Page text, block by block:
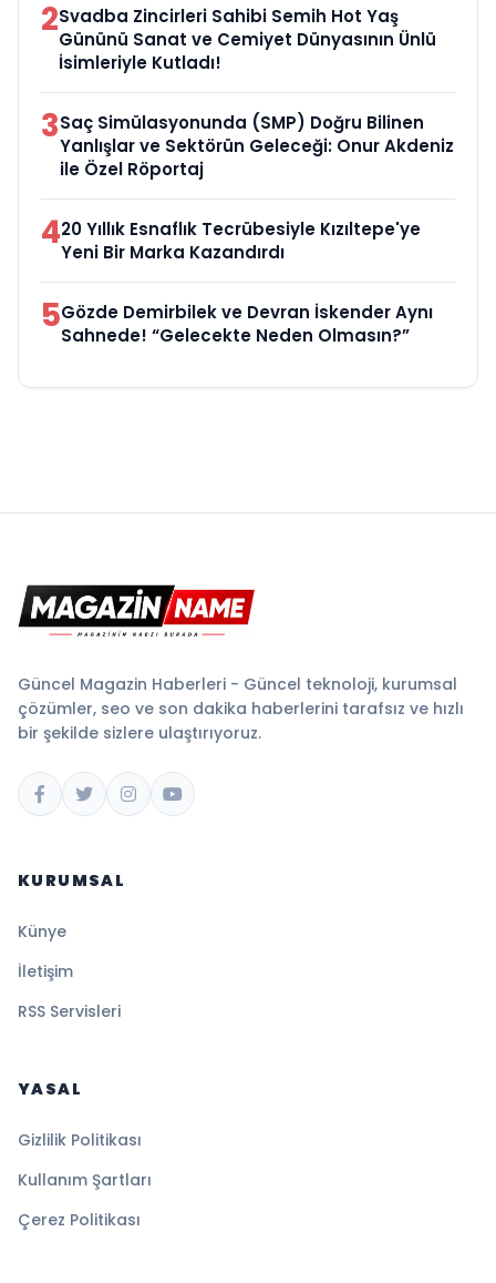
2Svadba Zincirleri Sahibi Semih Hot Yaş
Gününü Sanat ve Cemiyet Dünyasının Ünlü
İsimleriyle Kutladı!
3Saç Simülasyonunda (SMP) Doğru Bilinen
Yanlışlar ve Sektörün Geleceği: Onur Akdeniz
ile Özel Röportaj
420 Yıllık Esnaflık Tecrübesiyle Kızıltepe'ye
Yeni Bir Marka Kazandırdı
5Gözde Demirbilek ve Devran İskender Aynı
Sahnede! “Gelecekte Neden Olmasın?”
Güncel Magazin Haberleri - Güncel teknoloji, kurumsal
çözümler, seo ve son dakika haberlerini tarafsız ve hızlı
bir şekilde sizlere ulaştırıyoruz.
KURUMSAL
Künye
İletişim
RSS Servisleri
YASAL
Gizlilik Politikası
Kullanım Şartları
Çerez Politikası